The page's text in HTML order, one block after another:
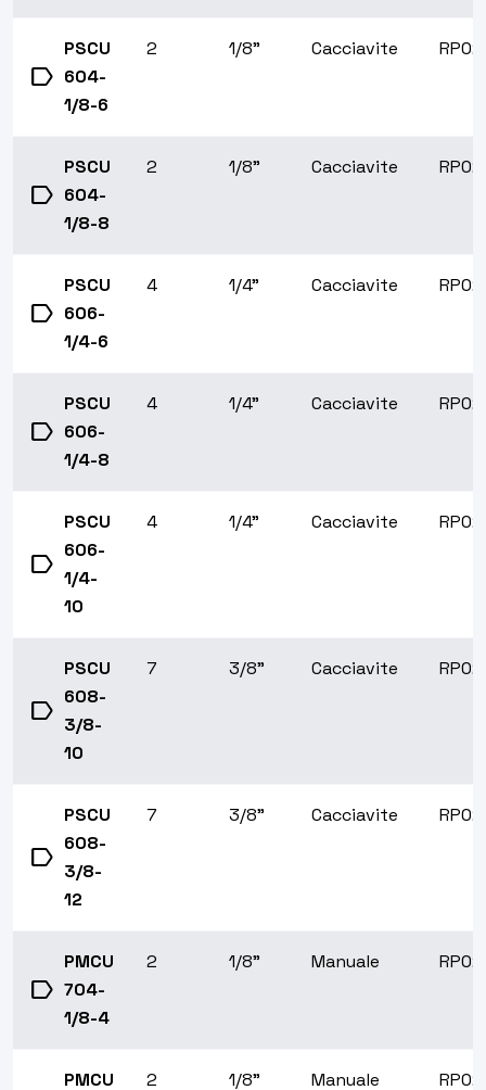
label
PSCU
604-
1/8-6
2 1/8" Cacciavite RP02
label
PSCU
604-
1/8-8
2 1/8" Cacciavite RP02
label
PSCU
606-
1/4-6
4 1/4" Cacciavite RP02
label
PSCU
606-
1/4-8
4 1/4" Cacciavite RP02
label
PSCU
606-
1/4-
10
4 1/4" Cacciavite RP02
label
PSCU
608-
3/8-
10
7 3/8" Cacciavite RP02
label
PSCU
608-
3/8-
12
7 3/8" Cacciavite RP02
label
PMCU
704-
1/8-4
2 1/8" Manuale RP02
PMCU 2 1/8" Manuale RP02